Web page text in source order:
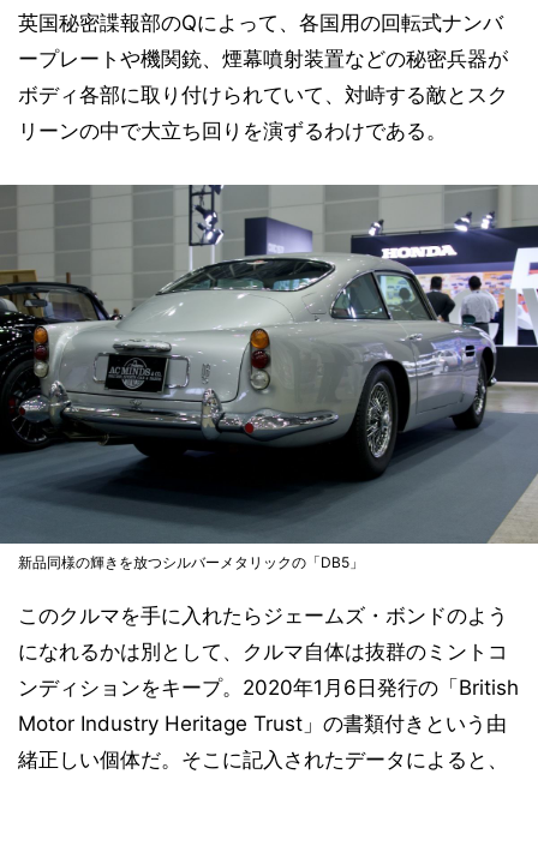
英国秘密諜報部のQによって、各国用の回転式ナンバ
ープレートや機関銃、煙幕噴射装置などの秘密兵器が
ボディ各部に取り付けられていて、対峙する敵とスク
リーンの中で大立ち回りを演ずるわけである。
新品同様の輝きを放つシルバーメタリックの「DB5」
このクルマを手に入れたらジェームズ・ボンドのよう
になれるかは別として、クルマ自体は抜群のミントコ
ンディションをキープ。2020年1月6日発行の「British
Motor Industry Heritage Trust」の書類付きという由
緒正しい個体だ。そこに記入されたデータによると、